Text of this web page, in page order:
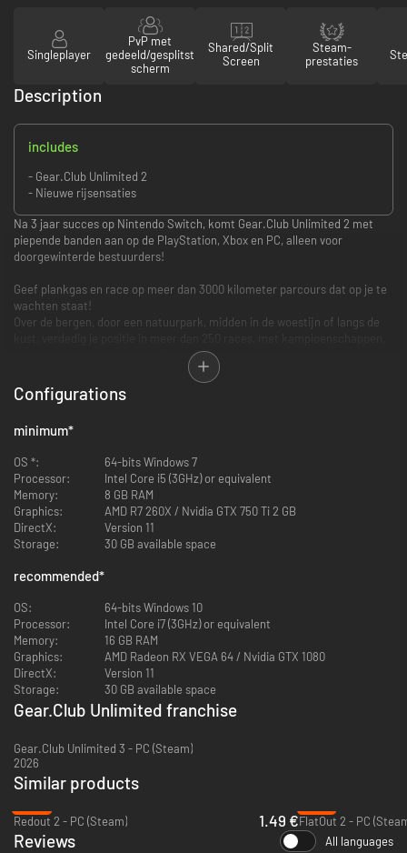
Singleplayer
PvP met
gedeeld/gesplitst
scherm
Shared/Split
Screen
Steam-
prestaties
Description
includes
- Gear.Club Unlimited 2
- Nieuwe rijsensaties
Na 3 jaar succes op Nintendo Switch, komt Gear.Club Unlimited 2 met
piepende banden aan op de PlayStation, Xbox en PC, alleen voor
doorgewinterde bestuurders!
Geef plankgas en race op meer dan 3000 kilometer parcours dat op je te
wachten staat!
Over de bergen, door een natuurpark, midden in de woestijn of langs de
vriendschappelijke races en Grand Prix.
Vind alle Gear.Club Unlimited 2-content en ontdek nieuwe rijsensaties: op
makkelijke wegen en op parcoursen, voor snelheid- en
Het is aan jou om de races te domineren en om je tegenstanders te laten
Start de Porsche Series en bestuur legendarische Porsche-wagens, zoals
de 911 930 Turbo, bestuur legendarische endurance-wagens zoals de Ford
GT40 MK I Gulf op het officiële 24H Le Mans-raceparcours in The
Endurance Championship... of rijd voor je plezier op meerdere terreinen!
Je hebt veel talent en doorzettingsvermogen nodig, en je moet flink gas
Configurations
minimum*
OS *:
64-bits Windows 7
Processor:
Intel Core i5 (3GHz) or equivalent
Memory:
8 GB RAM
Graphics:
AMD R7 260X / Nvidia GTX 750 Ti 2 GB
DirectX:
Version 11
Storage:
30 GB available space
recommended*
OS:
64-bits Windows 10
Processor:
Intel Core i7 (3GHz) or equivalent
Memory:
16 GB RAM
Graphics:
AMD Radeon RX VEGA 64 / Nvidia GTX 1080
DirectX:
Version 11
Storage:
30 GB available space
Gear.Club Unlimited franchise
Gear.Club Unlimited 3 - PC (Steam)
2026
Similar products
Redout 2 - PC (Steam)
1.49 €FlatOut 2 - PC
Reviews All languages